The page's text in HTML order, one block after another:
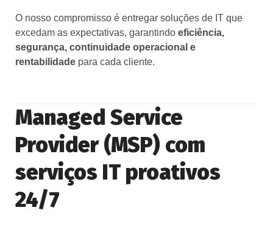
O nosso compromisso é entregar soluções de IT que
excedam as expectativas, garantindo eficiência,
segurança, continuidade operacional e
rentabilidade para cada cliente.
Managed Service
Provider (MSP) com
serviços IT proativos
24/7